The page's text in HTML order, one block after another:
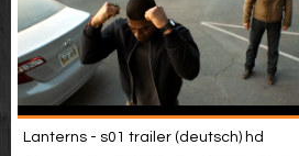
Lanterns - s01 trailer (deutsch) hd